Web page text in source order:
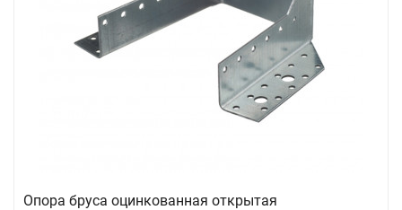
Опора бруса оцинкованная открытая